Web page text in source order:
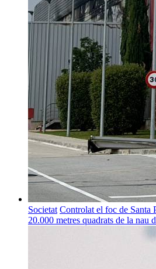
Societat Controlat el foc de Santa
20.000 metres quadrats de la nau